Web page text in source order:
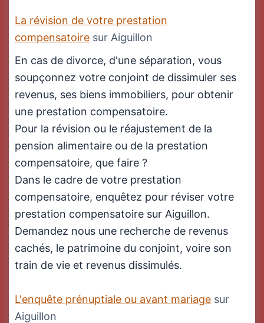
La révision de votre prestation
compensatoire sur Aiguillon
En cas de divorce, d'une séparation, vous
soupçonnez votre conjoint de dissimuler ses
revenus, ses biens immobiliers, pour obtenir
une prestation compensatoire.
Pour la révision ou le réajustement de la
pension alimentaire ou de la prestation
compensatoire, que faire ?
Dans le cadre de votre prestation
compensatoire, enquêtez pour réviser votre
prestation compensatoire sur Aiguillon.
Demandez nous une recherche de revenus
cachés, le patrimoine du conjoint, voire son
train de vie et revenus dissimulés.
L'enquête prénuptiale ou avant mariage sur
Aiguillon